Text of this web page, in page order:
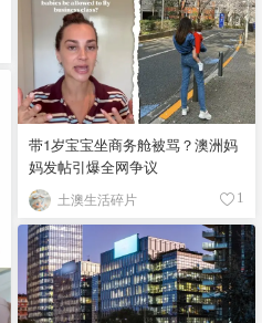
带1岁宝宝坐商务舱被骂？澳洲妈
妈发帖引爆全网争议
土澳生活碎片 1